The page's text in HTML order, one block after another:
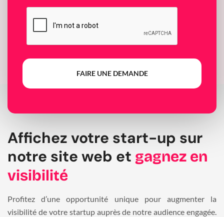
FAIRE UNE DEMANDE
Affichez votre start-up sur
notre site web et gagnez en
visibilité
Profitez d’une opportunité unique pour augmenter la
visibilité de votre startup auprès de notre audience engagée.